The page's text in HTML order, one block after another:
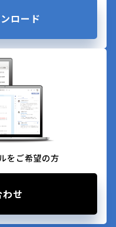
ロード
をご希望の方
せ